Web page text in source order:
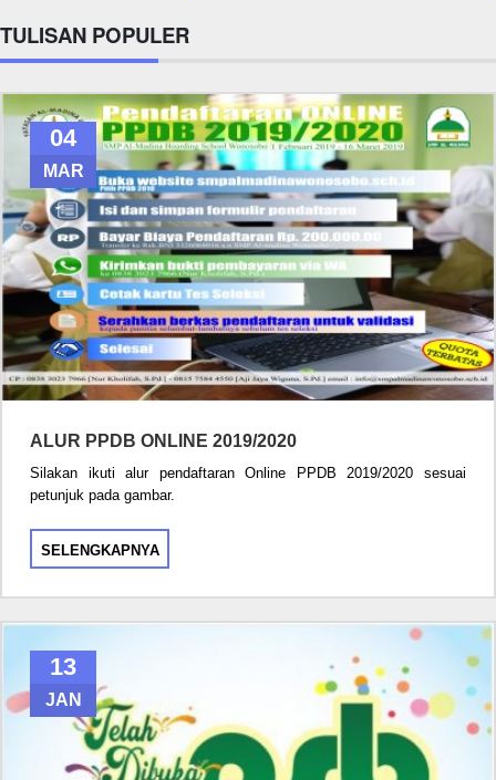
TULISAN POPULER
04
MAR
ALUR PPDB ONLINE 2019/2020
Silakan ikuti alur pendaftaran Online PPDB 2019/2020 sesuai
petunjuk pada gambar.
SELENGKAPNYA
13
JAN